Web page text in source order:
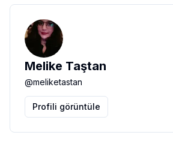
Melike Taştan
@meliketastan
Profili görüntüle